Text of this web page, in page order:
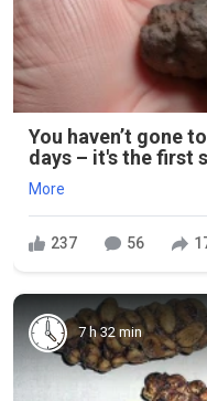
You haven’t gone
days – it's the first
More
237 56
7 h 32 min